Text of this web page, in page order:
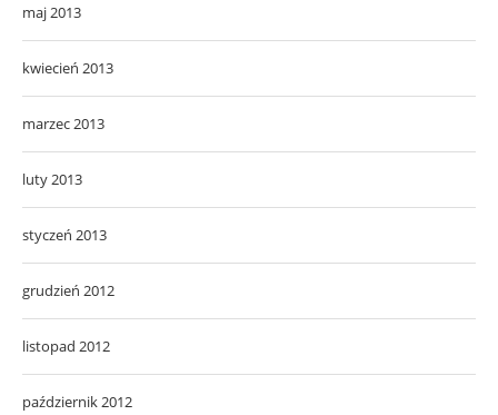
maj 2013
kwiecień 2013
marzec 2013
luty 2013
styczeń 2013
grudzień 2012
listopad 2012
październik 2012